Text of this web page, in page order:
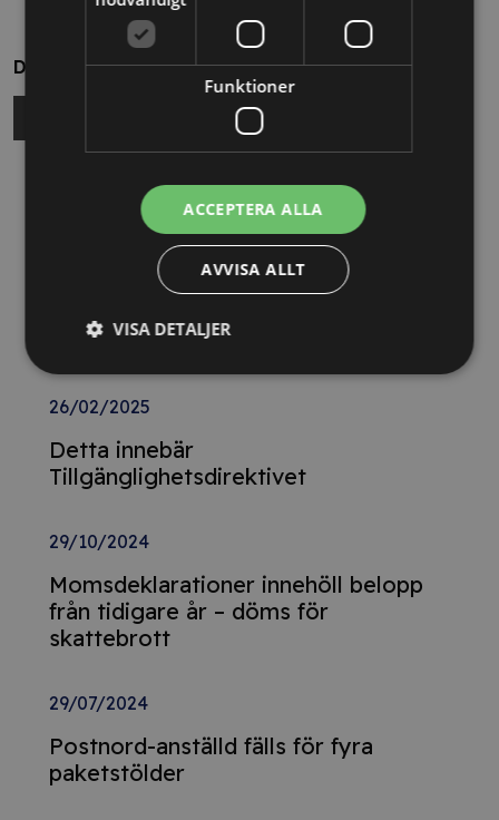
Dela
Relaterade nyheter
Nya Världsbanksregler öppnar för
svenska företag – lär dig vinna
upphandlingar med våra nya kurser
26/02/2025
Detta innebär
Tillgänglighetsdirektivet
29/10/2024
Momsdeklarationer innehöll belopp
från tidigare år – döms för
skattebrott
29/07/2024
Postnord-anställd fälls för fyra
paketstölder
Funktioner
ACCEPTERA ALLA
AVVISA ALLT
VISA DETALJER